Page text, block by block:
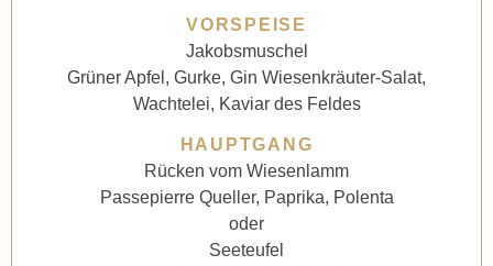
VORSPEISE
Jakobsmuschel
Grüner Apfel, Gurke, Gin Wiesenkräuter-Salat,
Wachtelei, Kaviar des Feldes
HAUPTGANG
Rücken vom Wiesenlamm
Passepierre Queller, Paprika, Polenta
oder
Seeteufel